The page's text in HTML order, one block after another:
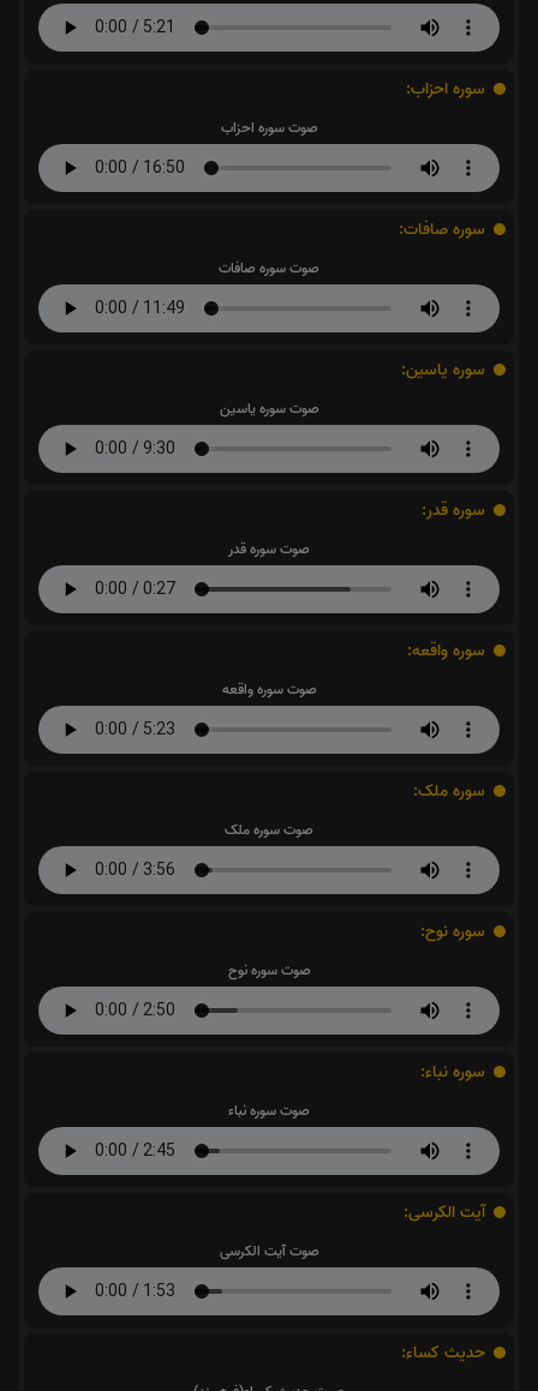
سوره احزاب:
صوت سوره احزاب
سوره صافات:
صوت سوره صافات
سوره یاسین:
صوت سوره یاسین
سوره قدر:
صوت سوره قدر
سوره واقعه:
صوت سوره واقعه
سوره ملک:
صوت سوره ملک
سوره نوح:
صوت سوره نوح
سوره نباء:
صوت سوره نباء
آیت الکرسی:
صوت آیت الکرسی
حدیث کساء: